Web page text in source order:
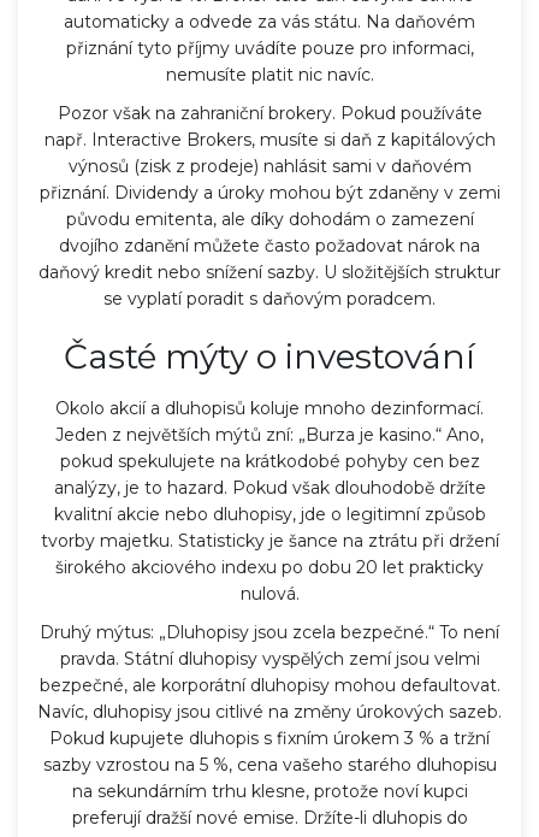
automaticky a odvede za vás státu. Na daňovém
přiznání tyto příjmy uvádíte pouze pro informaci,
nemusíte platit nic navíc.
Pozor však na zahraniční brokery. Pokud používáte
např. Interactive Brokers, musíte si daň z kapitálových
výnosů (zisk z prodeje) nahlásit sami v daňovém
přiznání. Dividendy a úroky mohou být zdaněny v zemi
původu emitenta, ale díky dohodám o zamezení
dvojího zdanění můžete často požadovat nárok na
daňový kredit nebo snížení sazby. U složitějších struktur
se vyplatí poradit s daňovým poradcem.
Časté mýty o investování
Okolo akcií a dluhopisů koluje mnoho dezinformací.
Jeden z největších mýtů zní: „Burza je kasino.“ Ano,
pokud spekulujete na krátkodobé pohyby cen bez
analýzy, je to hazard. Pokud však dlouhodobě držíte
kvalitní akcie nebo dluhopisy, jde o legitimní způsob
tvorby majetku. Statisticky je šance na ztrátu při držení
širokého akciového indexu po dobu 20 let prakticky
nulová.
Druhý mýtus: „Dluhopisy jsou zcela bezpečné.“ To není
pravda. Státní dluhopisy vyspělých zemí jsou velmi
bezpečné, ale korporátní dluhopisy mohou defaultovat.
Navíc, dluhopisy jsou citlivé na změny úrokových sazeb.
Pokud kupujete dluhopis s fixním úrokem 3 % a tržní
sazby vzrostou na 5 %, cena vašeho starého dluhopisu
na sekundárním trhu klesne, protože noví kupci
preferují dražší nové emise. Držíte-li dluhopis do